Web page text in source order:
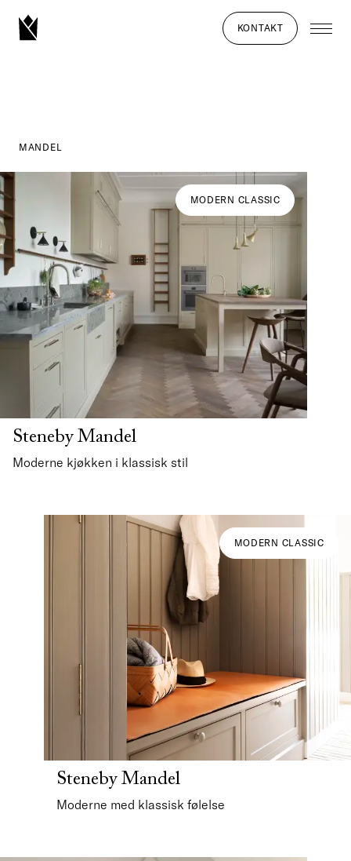
KONTAKT
MANDEL
MODERN CLASSIC
Steneby Mandel
Moderne kjøkken i klassisk stil
MODERN CLASSIC
Steneby Mandel
Moderne med klassisk følelse